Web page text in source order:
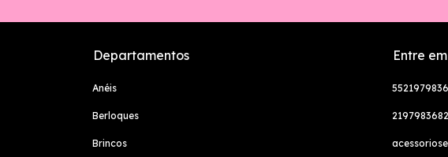
Departamentos
Anéis
Berloques
Brincos
Entre